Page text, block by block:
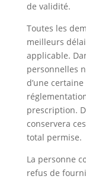
de validité.
Toutes les
meilleurs
applicable.
personnelles
d’une
prescription.
conservera
total permise.
La personne
refus de